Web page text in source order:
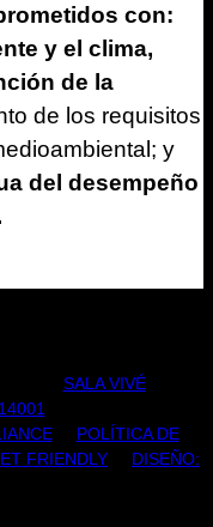
con:
y el clima,
de la
de los requisitos
y
del desempeño
SALA VIVÉ|
| POLÍTICA DE
FRIENDLY
DISEÑO: